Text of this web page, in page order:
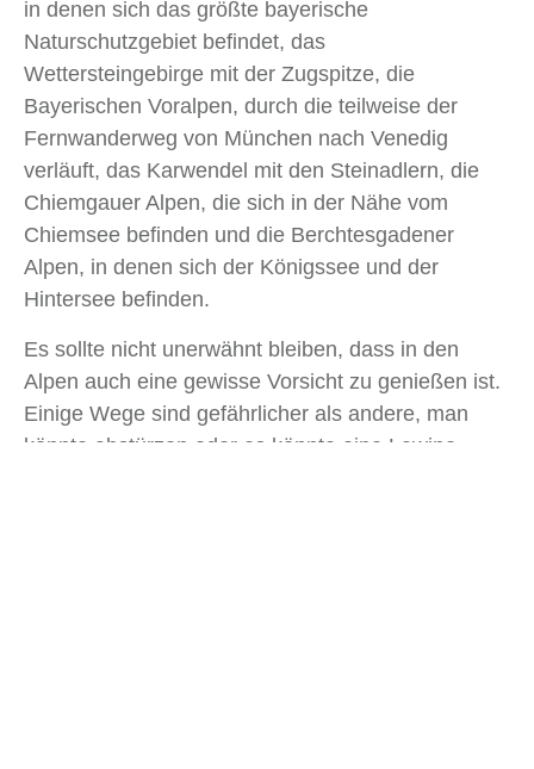
in denen sich das größte bayerische
Naturschutzgebiet befindet, das
Wettersteingebirge mit der Zugspitze, die
Bayerischen Voralpen, durch die teilweise der
Fernwanderweg von München nach Venedig
verläuft, das Karwendel mit den Steinadlern, die
Chiemgauer Alpen, die sich in der Nähe vom
Chiemsee befinden und die Berchtesgadener
Alpen, in denen sich der Königssee und der
Hintersee befinden.
Es sollte nicht unerwähnt bleiben, dass in den
Alpen auch eine gewisse Vorsicht zu genießen ist.
Einige Wege sind gefährlicher als andere, man
könnte abstürzen oder es könnte eine Lawine